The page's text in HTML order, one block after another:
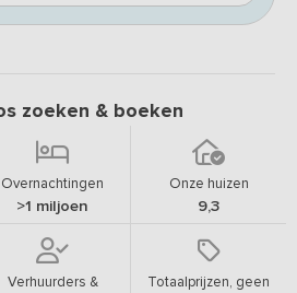
zoeken & boeken
Overnachtingen
>1 miljoen
Onze huizen
9,3
Verhuurders &
Totaalprijzen, geen